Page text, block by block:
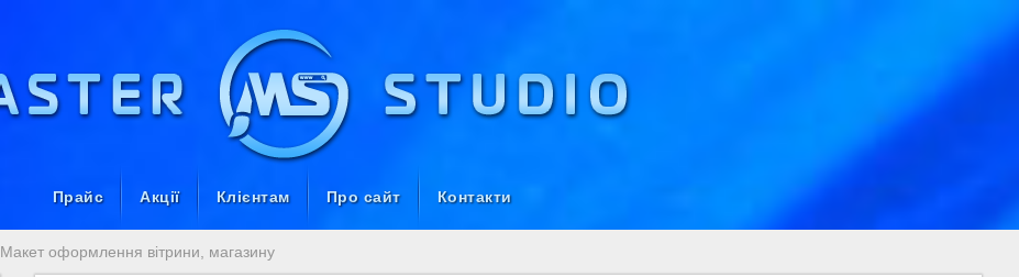
Прайс Акції Клієнтам Про сайт Контакти
Макет оформлення вітрини, магазину